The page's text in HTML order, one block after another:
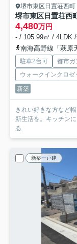
堺市東区日置荘西町
堺市東区日置荘
4,480万円
- / 105.99㎡ / 4LDK
南海高野線「萩原
駐車2台可 都市ガ
ウォークインクロゼ
新築
きれい好きな方など
新生活を。キッチン
る
新築一戸建